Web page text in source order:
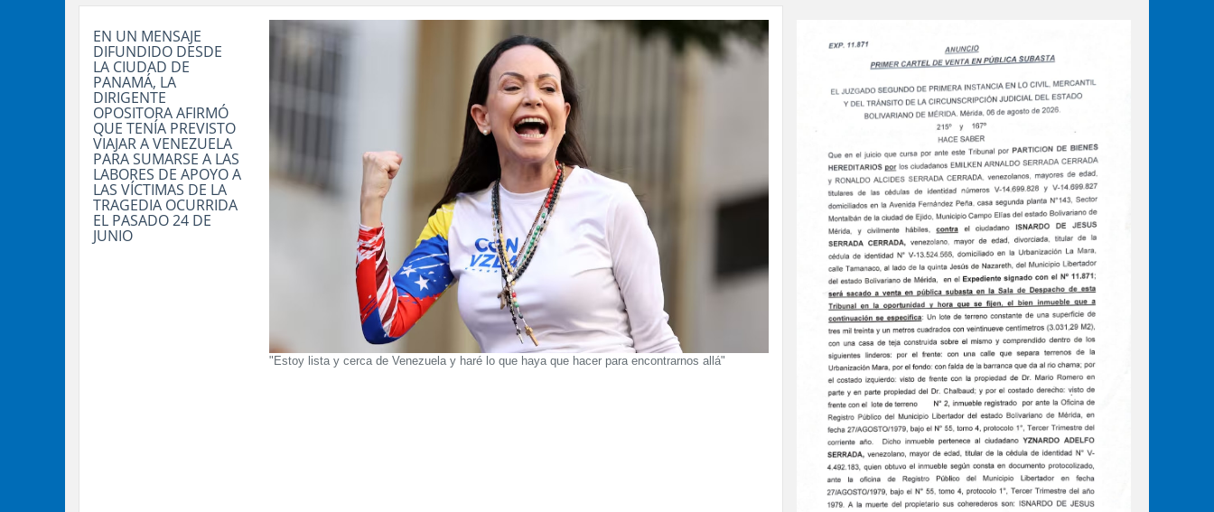
"Estoy lista y cerca de Venezuela y haré lo que haya que hacer para encontrarnos allá"
EN UN MENSAJE
DIFUNDIDO DESDE
LA CIUDAD DE
PANAMÁ, LA
DIRIGENTE
OPOSITORA AFIRMÓ
QUE TENÍA PREVISTO
VIAJAR A VENEZUELA
PARA SUMARSE A LAS
LABORES DE APOYO A
LAS VÍCTIMAS DE LA
TRAGEDIA OCURRIDA
EL PASADO 24 DE
JUNIO